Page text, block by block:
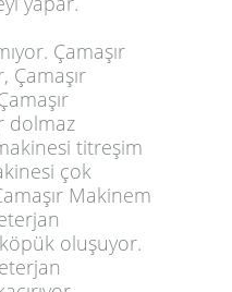
Çamaşır
Çamaşır
dolmaz
titreşim
çok
Makinem
oluşuyor.